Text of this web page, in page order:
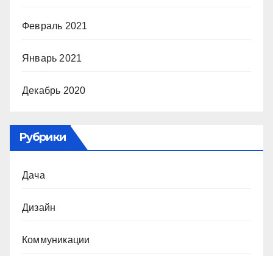
Февраль 2021
Январь 2021
Декабрь 2020
Рубрики
Дача
Дизайн
Коммуникации